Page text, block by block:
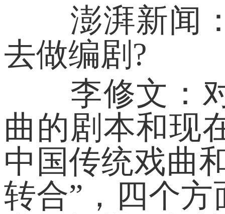
澎湃新闻：
去做编剧?
李修文：对
曲的剧本和现
中国传统戏曲
转合”，四个